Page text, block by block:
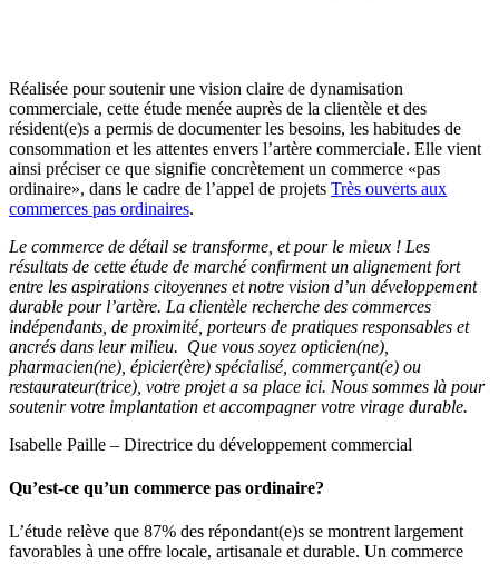
Réalisée pour soutenir une vision claire de dynamisation
commerciale, cette étude menée auprès de la clientèle et des
résident(e)s a permis de documenter les besoins, les habitudes de
consommation et les attentes envers l’artère commerciale. Elle vient
ainsi préciser ce que signifie concrètement un commerce «pas
ordinaire», dans le cadre de l’appel de projets Très ouverts aux
commerces pas ordinaires.
Le commerce de détail se transforme, et pour le mieux ! Les
résultats de cette étude de marché confirment un alignement fort
entre les aspirations citoyennes et notre vision d’un développement
durable pour l’artère. La clientèle recherche des commerces
indépendants, de proximité, porteurs de pratiques responsables et
ancrés dans leur milieu. Que vous soyez opticien(ne),
pharmacien(ne), épicier(ère) spécialisé, commerçant(e) ou
restaurateur(trice), votre projet a sa place ici. Nous sommes là pour
soutenir votre implantation et accompagner votre virage durable.
Isabelle Paille – Directrice du développement commercial
Qu’est-ce qu’un commerce pas ordinaire?
L’étude relève que 87% des répondant(e)s se montrent largement
favorables à une offre locale, artisanale et durable. Un commerce